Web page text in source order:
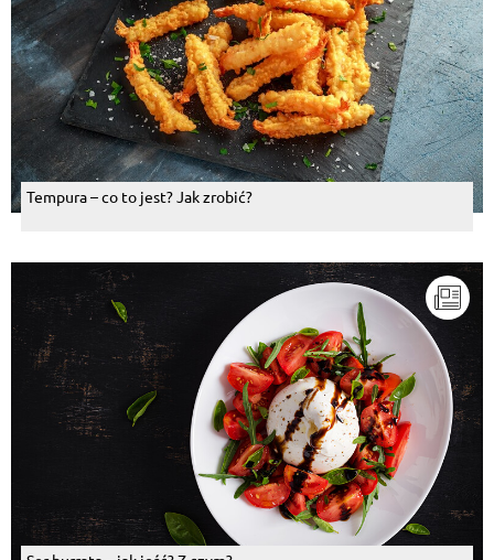
Tempura – co to jest? Jak zrobić?